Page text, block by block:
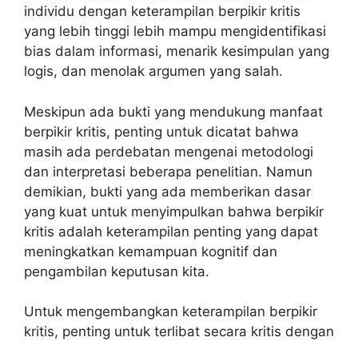
individu dengan keterampilan berpikir kritis
yang lebih tinggi lebih mampu mengidentifikasi
bias dalam informasi, menarik kesimpulan yang
logis, dan menolak argumen yang salah.
Meskipun ada bukti yang mendukung manfaat
berpikir kritis, penting untuk dicatat bahwa
masih ada perdebatan mengenai metodologi
dan interpretasi beberapa penelitian. Namun
demikian, bukti yang ada memberikan dasar
yang kuat untuk menyimpulkan bahwa berpikir
kritis adalah keterampilan penting yang dapat
meningkatkan kemampuan kognitif dan
pengambilan keputusan kita.
Untuk mengembangkan keterampilan berpikir
kritis, penting untuk terlibat secara kritis dengan